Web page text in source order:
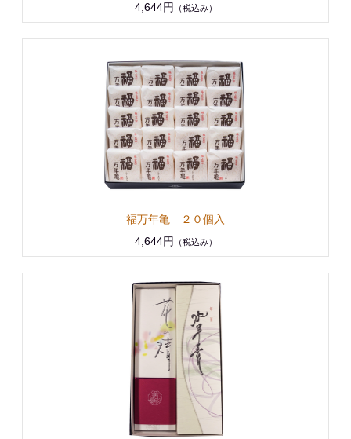
4,644円
（税込み）
福万年亀 ２０個入
4,644円
（税込み）